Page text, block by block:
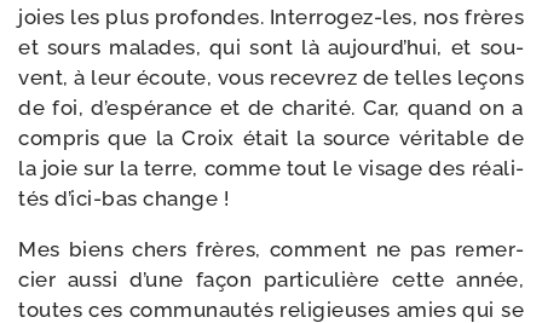
joies les plus pro­fondes. Interrogez-​les, nos frères
et sours malades, qui sont là aujourd’­hui, et sou­
vent, à leur écoute, vous rece­vrez de telles leçons
de foi, d’es­pé­rance et de cha­ri­té. Car, quand on a
com­pris que la Croix était la source véri­table de
la joie sur la terre, comme tout le visage des réa­li­
tés d’ici-​bas change !
Mes biens chers frères, com­ment ne pas remer­
cier aus­si d’une façon par­ti­cu­lière cette année,
toutes ces com­mu­nau­tés reli­gieuses amies qui se